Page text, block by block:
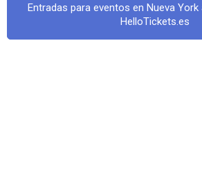
Entradas para eventos en Nueva
HelloTickets.es